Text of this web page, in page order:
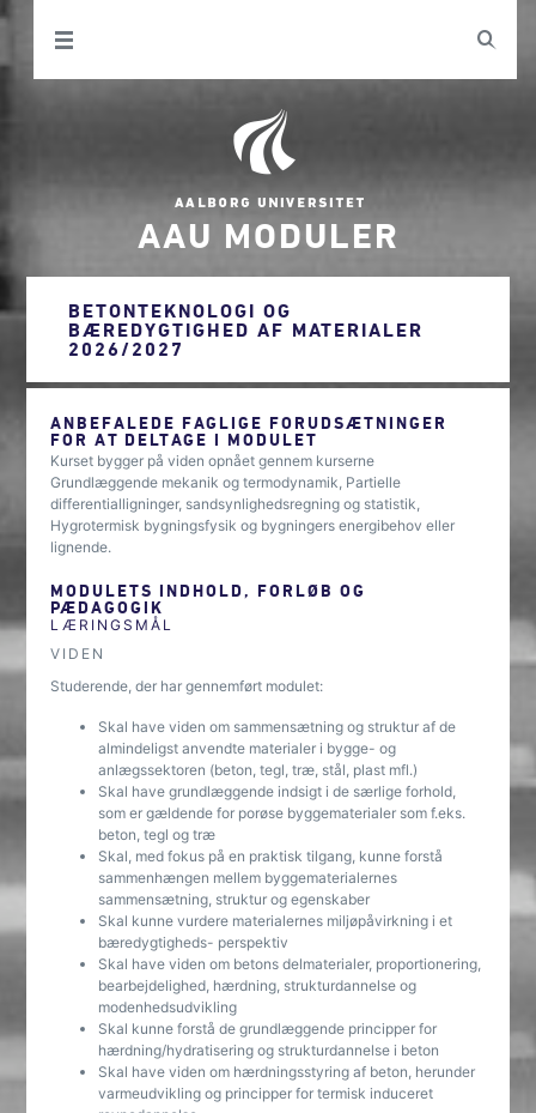
AAU MODULER
BETONTEKNOLOGI OG
BÆREDYGTIGHED AF MATERIALER
2026/2027
ANBEFALEDE FAGLIGE FORUDSÆTNINGER
FOR AT DELTAGE I MODULET
Kurset bygger på viden opnået gennem kurserne
Grundlæggende mekanik og termodynamik, Partielle
differentialligninger, sandsynlighedsregning og statistik,
Hygrotermisk bygningsfysik og bygningers energibehov eller
lignende.
MODULETS INDHOLD, FORLØB OG
PÆDAGOGIK
LÆRINGSMÅL
VIDEN
Studerende, der har gennemført modulet:
Skal have viden om sammensætning og struktur af de
almindeligst anvendte materialer i bygge- og
anlægssektoren (beton, tegl, træ, stål, plast mfl.)
Skal have grundlæggende indsigt i de særlige forhold,
som er gældende for porøse byggematerialer som f.eks.
beton, tegl og træ
Skal, med fokus på en praktisk tilgang, kunne forstå
sammenhængen mellem byggematerialernes
sammensætning, struktur og egenskaber
Skal kunne vurdere materialernes miljøpåvirkning i et
bæredygtigheds- perspektiv
Skal have viden om betons delmaterialer, proportionering,
bearbejdelighed, hærdning, strukturdannelse og
modenhedsudvikling
Skal kunne forstå de grundlæggende principper for
hærdning/hydratisering og strukturdannelse i beton
Skal have viden om hærdningsstyring af beton, herunder
varmeudvikling og principper for termisk induceret